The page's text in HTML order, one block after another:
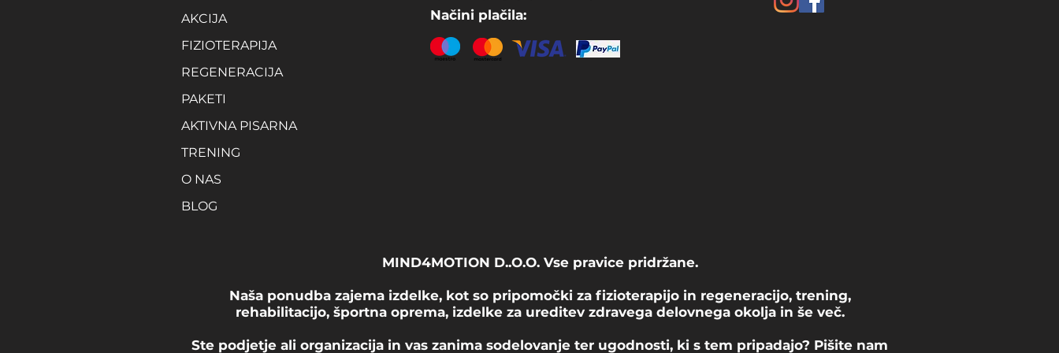
AKCIJA
FIZIOTERAPIJA
REGENERACIJA
PAKETI
AKTIVNA PISARNA
TRENING
O NAS
BLOG
Načini plačila:
MIND4MOTION D..O.O. Vse pravice pridržane.
Naša ponudba zajema izdelke, kot so pripomočki za fizioterapijo in regeneracijo, trening,
rehabilitacijo, športna oprema, izdelke za ureditev zdravega delovnega okolja in še več.
Ste podjetje ali organizacija in vas zanima sodelovanje ter ugodnosti, ki s tem pripadajo? Pišite nam